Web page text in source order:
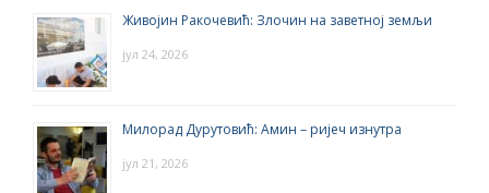
Живојин Ракочевић: Злочин на заветној земљи
јул 24, 2026
Милорад Дурутовић: Амин – ријеч изнутра
јул 21, 2026